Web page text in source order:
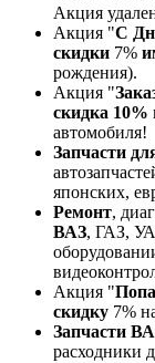
Акция
Акция "С
скидки 7%
рождения).
Акция "
скидка 10%
автомобиля!
Запчасти
японских,
Ремонт,
ВАЗ, ГАЗ,
Акция "
скидку 7%
Запчасти
расходники